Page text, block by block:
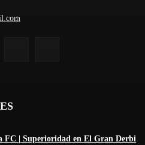
FC | Superioridad en El Gran Derbi